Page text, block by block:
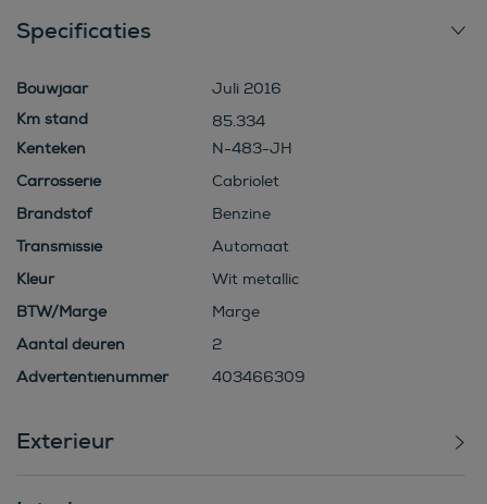
Specificaties
Bouwjaar
Juli 2016
85.334
Kenteken
N-483-JH
Carrosserie
Cabriolet
Brandstof
Benzine
Transmissie
Automaat
Kleur
Wit metallic
BTW/Marge
Marge
Aantal deuren
2
Advertentienummer
403466309
Exterieur